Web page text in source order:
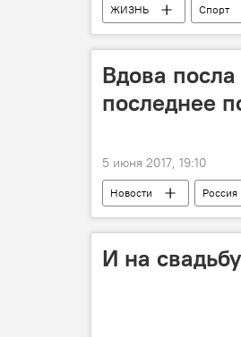
ЖИЗНЬ Спорт
План
Пропуск
Вдова
последнее
5 июня 2017, 19:10
Новости Россия
Марина Карлова
И на